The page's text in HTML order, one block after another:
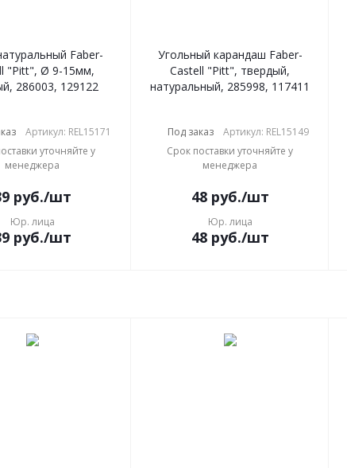
Faber-
"Pitt", Ø 9-15мм,
286003, 129122
Артикул: REL15171
уточняйте у
менеджера
руб./шт
Юр. лица
руб./шт
Угольный карандаш Faber-
Castell "Pitt", твердый,
натуральный, 285998, 117411
Под заказ
Артикул: REL15149
Срок поставки уточняйте у
менеджера
48руб./шт
Юр. лица
48руб./шт